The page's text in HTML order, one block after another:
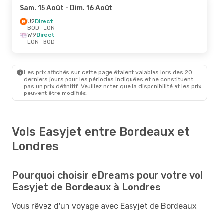
Sam. 15 Août - Dim. 16 Août
U2Direct
BOD- LON
W9Direct
LON- BOD
Les prix affichés sur cette page étaient valables lors des 20
derniers jours pour les périodes indiquées et ne constituent
pas un prix définitif. Veuillez noter que la disponibilité et les prix
peuvent être modifiés.
Vols Easyjet entre Bordeaux et
Londres
Pourquoi choisir eDreams pour votre vol
Easyjet de Bordeaux à Londres
Vous rêvez d'un voyage avec Easyjet de Bordeaux